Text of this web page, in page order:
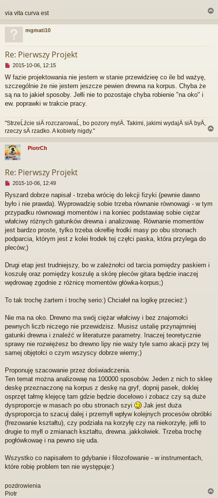
t
n
y
s
via vita curva est
g
mgmati10
Re: Pierwszy Projekt
N
e
p
r
z
z
y
t
a
n
y
o
s
2015-10-06, 12:15
W fazie projektowania nie jestem w stanie przewidzieę co ile bd ważyę,
szczególnie że nie jestem jeszcze pewien drewna na korpus. Chyba że
są na to jakieł sposoby. Jełli nie to pozostaje chyba robienie "na oko" i
ew. poprawki w trakcie pracy.
"StrzeĹźcie siÄ rozczarowaĹ, bo pozory mylÄ. Takimi, jakimi wydajÄ siÄ byÄ,
rzeczy sÄ rzadko. A kobiety nigdy."
a
PiotrCh
Re: Pierwszy Projekt
N
e
p
r
z
c
z
y
a
y
p
s
2015-10-06, 12:49
Ryszard dobrze napisał - trzeba wrócię do lekcji fizyki (pewnie dawno
było i nie prawda). Wyprowadzię sobie trzeba równanie równowagi - w tym
przypadku równowagi momentów i na koniec podstawiaę sobie ciężar
włałciwy różnych gatunków drewna i analizowaę. Równanie momentów
jest bardzo proste, tylko trzeba okrełlię łrodki masy po obu stronach
podparcia, którym jest z kolei łrodek tej częłci paska, która przylega do
pleców;)
Drugi etap jest trudniejszy, bo w zależnołci od tarcia pomiędzy paskiem i
koszulę oraz pomiędzy koszulę a skórę pleców gitara będzie inaczej
wędrowaę zgodnie z różnicę momentów główka-korpus;)
To tak trochę żartem i trochę serio:) Chciałeł na logikę przecież:)
Nie ma na oko. Drewno ma swój ciężar włałciwy i bez znajomołci
pewnych liczb niczego nie przewidzisz. Musisz ustalię przynajmniej
gatunki drewna i znaleźć w literaturze parametry. Inaczej teoretycznie
sprawy nie rozwiężesz bo drewno lipy nie waży tyle samo akacji przy tej
samej objętołci o czym wszyscy dobrze wiemy;)
Proponuję szacowanie przez doświadczenia.
Ten temat można analizowaę na 100000 sposobów. Jeden z nich to skleę
deskę przeznaczonę na korpus z deskę na gryf, dopnij pasek, doklej
osprzęt tałmę klejęcę tam gdzie będzie docelowo i zobacz czy są duże
dysproporcje w masach po obu stronach szyi
Jak jest duża
dysproporcja to szacuj dalej i przemyłl wpływ kolejnych procesów obróbki
(frezowanie kształtu), czy podziała na korzyłę czy na niekorzyłę, jełli to
drugie to myłl o zmianach kształtu, drewna..jakkolwiek. Trzeba trochę
pogłówkowaę i na pewno się uda.
Wszystko co napisałem to gdybanie i filozofowanie - w instrumentach,
które robię problem ten nie występuje:)
pozdrowienia
Piotr